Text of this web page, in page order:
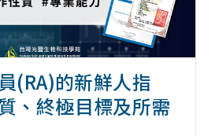
(RA)的新鮮人指
、終極目標及所需